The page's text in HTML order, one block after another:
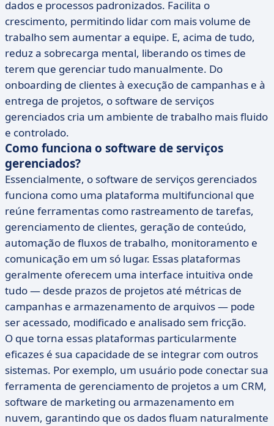
dados e processos padronizados. Facilita o
crescimento, permitindo lidar com mais volume de
trabalho sem aumentar a equipe. E, acima de tudo,
reduz a sobrecarga mental, liberando os times de
terem que gerenciar tudo manualmente. Do
onboarding de clientes à execução de campanhas e à
entrega de projetos, o software de serviços
gerenciados cria um ambiente de trabalho mais fluido
e controlado.
Como funciona o software de serviços
gerenciados?
Essencialmente, o software de serviços gerenciados
funciona como uma plataforma multifuncional que
reúne ferramentas como rastreamento de tarefas,
gerenciamento de clientes, geração de conteúdo,
automação de fluxos de trabalho, monitoramento e
comunicação em um só lugar. Essas plataformas
geralmente oferecem uma interface intuitiva onde
tudo — desde prazos de projetos até métricas de
campanhas e armazenamento de arquivos — pode
ser acessado, modificado e analisado sem fricção.
O que torna essas plataformas particularmente
eficazes é sua capacidade de se integrar com outros
sistemas. Por exemplo, um usuário pode conectar sua
ferramenta de gerenciamento de projetos a um CRM,
software de marketing ou armazenamento em
nuvem, garantindo que os dados fluam naturalmente